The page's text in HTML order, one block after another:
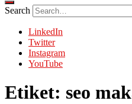
Search
LinkedIn
Twitter
Instagram
YouTube
Etiket: seo